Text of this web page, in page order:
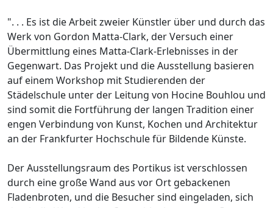
". . . Es ist die Arbeit zweier Künstler über und durch das
Werk von Gordon Matta-Clark, der Versuch einer
Übermittlung eines Matta-Clark-Erlebnisses in der
Gegenwart. Das Projekt und die Ausstellung basieren
auf einem Workshop mit Studierenden der
Städelschule unter der Leitung von Hocine Bouhlou und
sind somit die Fortführung der langen Tradition einer
engen Verbindung von Kunst, Kochen und Architektur
an der Frankfurter Hochschule für Bildende Künste.
Der Ausstellungsraum des Portikus ist verschlossen
durch eine große Wand aus vor Ort gebackenen
Fladenbroten, und die Besucher sind eingeladen, sich